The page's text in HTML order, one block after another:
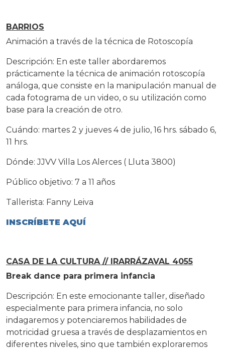
BARRIOS
Animación a través de la técnica de Rotoscopía
Descripción: En este taller abordaremos
prácticamente la técnica de animación rotoscopía
análoga, que consiste en la manipulación manual de
cada fotograma de un video, o su utilización como
base para la creación de otro.
Cuándo: martes 2 y jueves 4 de julio, 16 hrs. sábado 6,
11 hrs.
Dónde: JJVV Villa Los Alerces ( Lluta 3800)
Público objetivo: 7 a 11 años
Tallerista: Fanny Leiva
INSCRÍBETE AQUÍ
CASA DE LA CULTURA // IRARRÁZAVAL 4055
Break dance para primera infancia
Descripción: En este emocionante taller, diseñado
especialmente para primera infancia, no solo
indagaremos y potenciaremos habilidades de
motricidad gruesa a través de desplazamientos en
diferentes niveles, sino que también exploraremos